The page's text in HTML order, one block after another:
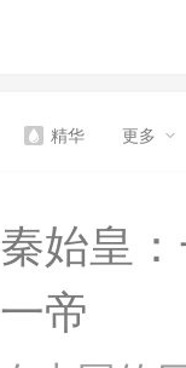
精华 更多
秦始皇
一帝